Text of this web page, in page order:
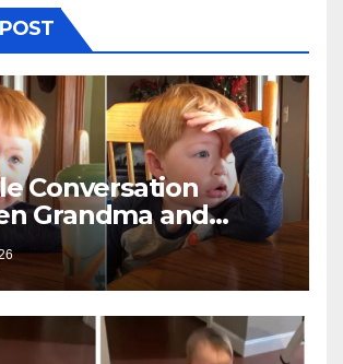
Conversation
Grandma and
Is Going Vira